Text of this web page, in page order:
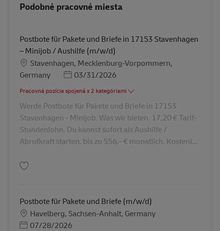
Podobné pracovné miesta
Postbote für Pakete und Briefe in 17153 Stavenhagen
– Minijob / Aushilfe (m/w/d)
MiestoStavenhagen, Mecklenburg-Vorpommern,
Germany
Posted Date
03/31/2026
Pracovná pozícia spojená s 2 kategóriami
Werde Postbote für Pakete und Briefe in 17153
Stavenhagen - Minijob. Was wir bieten. 17,20 € Tarif-
Stundenlohn. Du kannst sofort als Aushilfe /
Abrufkraft starten. bis zu 556,- € monatlich. Kostenl...
Postbote für Pakete und Briefe (m/w/d)
MiestoHavelberg, Sachsen-Anhalt, Germany
Posted Date
07/28/2026